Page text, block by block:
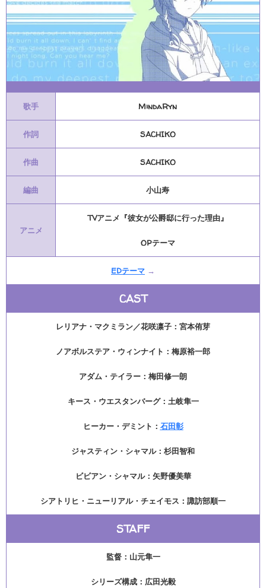
歌手 MindaRyn
作詞 SACHIKO
作曲 SACHIKO
編曲 小山寿
アニメ
TVアニメ『彼女が公爵邸に行った理由』
OPテーマ
EDテーマ →
CAST
レリアナ・マクミラン／花咲凛子：宮本侑芽
ノアボルステア・ウィンナイト：梅原裕一郎
アダム・テイラー：梅田修一朗
キース・ウエスタンバーグ：土岐隼一
ヒーカー・デミント： 石田彰
ジャスティン・シャマル：杉田智和
ビビアン・シャマル：矢野優美華
シアトリヒ・ニューリアル・チェイモス：諏訪部順一
STAFF
監督：山元隼一
シリーズ構成：広田光毅